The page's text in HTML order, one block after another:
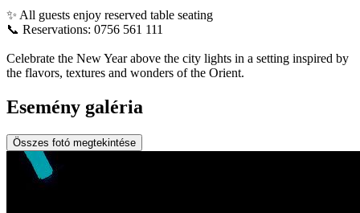
✨ All guests enjoy reserved table seating
📞 Reservations: 0756 561 111
Celebrate the New Year above the city lights in a setting inspired by
the flavors, textures and wonders of the Orient.
Esemény galéria
Összes fotó megtekintése